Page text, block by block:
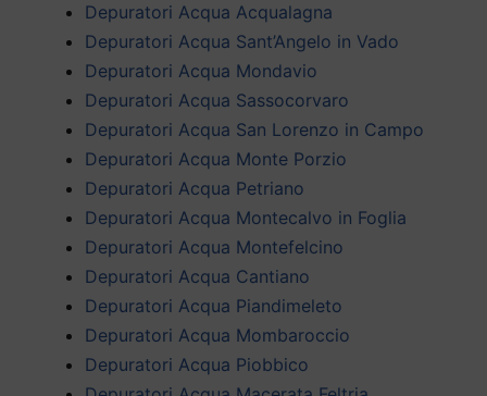
Depuratori Acqua Acqualagna
Depuratori Acqua Sant’Angelo in Vado
Depuratori Acqua Mondavio
Depuratori Acqua Sassocorvaro
Depuratori Acqua San Lorenzo in Campo
Depuratori Acqua Monte Porzio
Depuratori Acqua Petriano
Depuratori Acqua Montecalvo in Foglia
Depuratori Acqua Montefelcino
Depuratori Acqua Cantiano
Depuratori Acqua Piandimeleto
Depuratori Acqua Mombaroccio
Depuratori Acqua Piobbico